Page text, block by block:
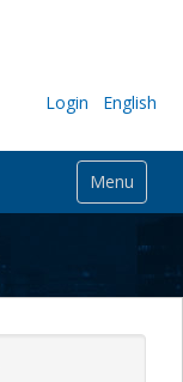
Login English
Menu